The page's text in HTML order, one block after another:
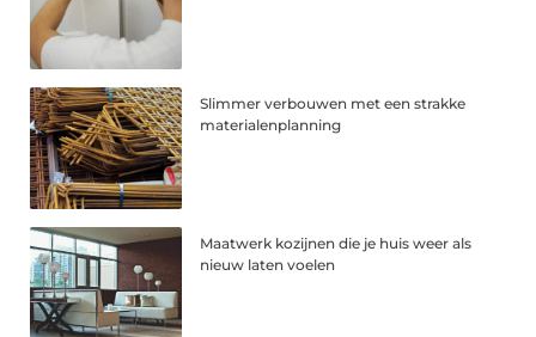
Slimmer verbouwen met een strakke
materialenplanning
Maatwerk kozijnen die je huis weer als
nieuw laten voelen